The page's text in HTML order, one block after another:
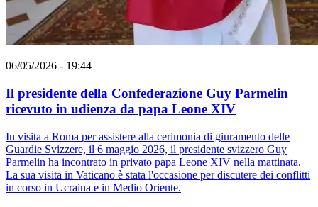
06/05/2026 - 19:44
Il presidente della Confederazione Guy Parmelin
ricevuto in udienza da papa Leone XIV
In visita a Roma per assistere alla cerimonia di giuramento delle
Guardie Svizzere, il 6 maggio 2026, il presidente svizzero Guy
Parmelin ha incontrato in privato papa Leone XIV nella mattinata.
La sua visita in Vaticano è stata l'occasione per discutere dei conflitti
in corso in Ucraina e in Medio Oriente.